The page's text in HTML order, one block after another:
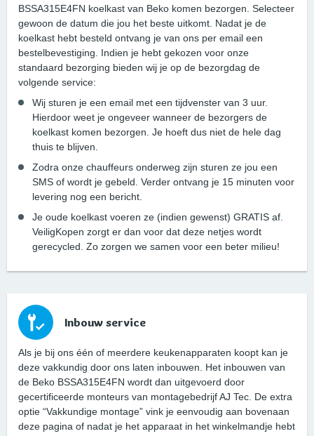
BSSA315E4FN koelkast van Beko komen bezorgen. Selecteer
gewoon de datum die jou het beste uitkomt. Nadat je de
koelkast hebt besteld ontvang je van ons per email een
bestelbevestiging. Indien je hebt gekozen voor onze
standaard bezorging bieden wij je op de bezorgdag de
volgende service:
Wij sturen je een email met een tijdvenster van 3 uur.
Hierdoor weet je ongeveer wanneer de bezorgers de
koelkast komen bezorgen. Je hoeft dus niet de hele dag
thuis te blijven.
Zodra onze chauffeurs onderweg zijn sturen ze jou een
SMS of wordt je gebeld. Verder ontvang je 15 minuten voor
levering nog een bericht.
Je oude koelkast voeren ze (indien gewenst) GRATIS af.
VeiligKopen zorgt er dan voor dat deze netjes wordt
gerecycled. Zo zorgen we samen voor een beter milieu!
Inbouw service
Als je bij ons één of meerdere keukenapparaten koopt kan je
deze vakkundig door ons laten inbouwen. Het inbouwen van
de Beko BSSA315E4FN wordt dan uitgevoerd door
gecertificeerde monteurs van montagebedrijf AJ Tec. De extra
optie “Vakkundige montage” vink je eenvoudig aan bovenaan
deze pagina of nadat je het apparaat in het winkelmandje hebt